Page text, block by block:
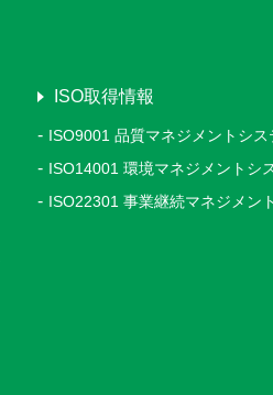
ISO取得情報
ISO9001 品質マネジメントシス
ISO14001 環境マネジメントシ
ISO22301 事業継続マネジメン